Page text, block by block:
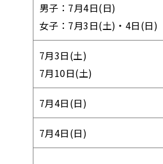
男子：7月4日(日)
女子：7月3日(土)・4日(日)
7月3日(土)
7月10日(土)
7月4日(日)
7月4日(日)